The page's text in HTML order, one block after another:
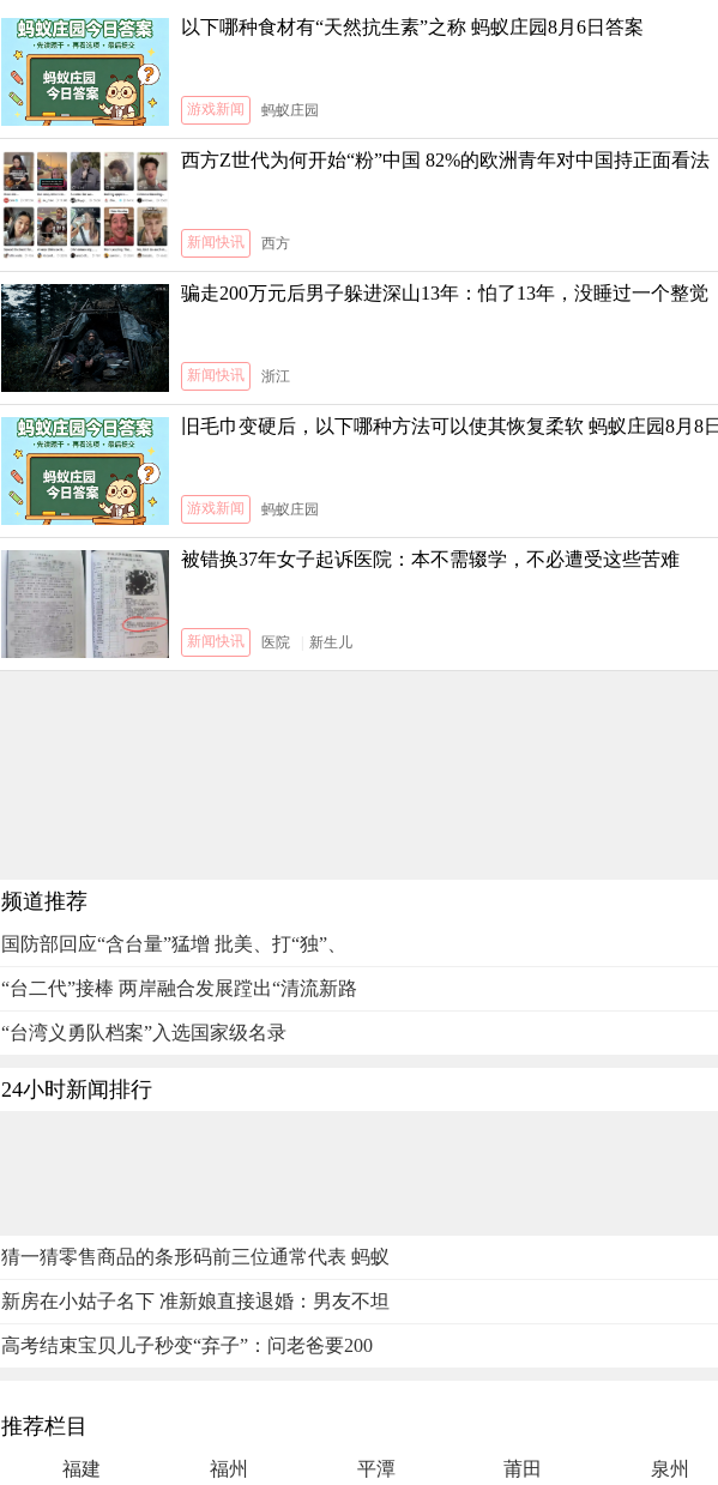
以下哪种食材有“天然抗生素”之称 蚂蚁庄园8月6日答案
游戏新闻 蚂蚁庄园
西方Z世代为何开始“粉”中国 82%的欧洲青年对中国持正面看法
新闻快讯 西方
骗走200万元后男子躲进深山13年：怕了13年，没睡过一个整觉
新闻快讯 浙江
旧毛巾变硬后，以下哪种方法可以使其恢复柔软 蚂蚁庄园8月8
游戏新闻 蚂蚁庄园
被错换37年女子起诉医院：本不需辍学，不必遭受这些苦难
新闻快讯 医院 新生儿
频道推荐
国防部回应“含台量”猛增 批美、打“独”、
“台二代”接棒 两岸融合发展蹚出“清流新路
“台湾义勇队档案”入选国家级名录
24小时新闻排行
猜一猜零售商品的条形码前三位通常代表 蚂蚁
新房在小姑子名下 准新娘直接退婚：男友不坦
高考结束宝贝儿子秒变“弃子”：问老爸要200
推荐栏目
福建 福州 平潭 莆田 泉州